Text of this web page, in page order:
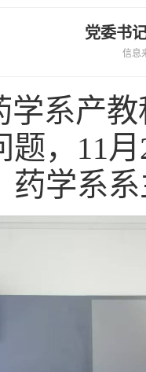
党委书
信息
学系产
题，11
药学系